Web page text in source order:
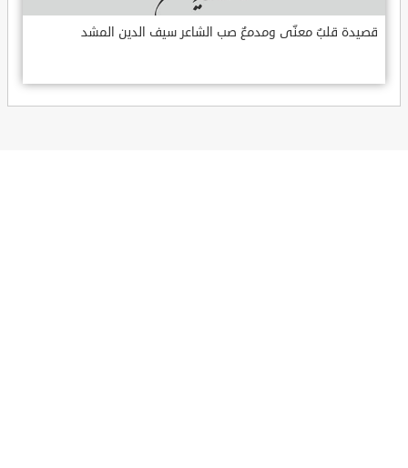
قصيدة قلبٌ معنّى ومدمعٌ صب الشاعر سيف الدين المشد